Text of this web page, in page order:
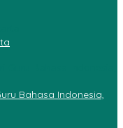
Bahasa Indonesia,